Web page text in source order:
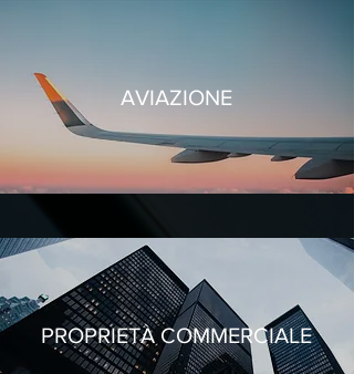
AVIAZIONE
PROPRIETÀ COMMERCIALE